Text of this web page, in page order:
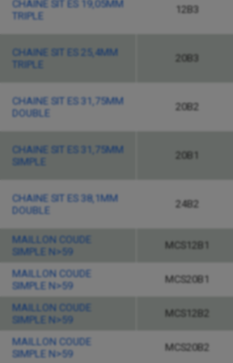
CHAINE SIT ES 19,05MM
TRIPLE
12B3
CHAINE SIT ES 25,4MM
TRIPLE
20B3
CHAINE SIT ES 31,75MM
DOUBLE
20B2
CHAINE SIT ES 31,75MM
SIMPLE
20B1
CHAINE SIT ES 38,1MM
DOUBLE
24B2
MAILLON COUDE
SIMPLE N>59
MCS12B1
MAILLON COUDE
SIMPLE N>59
MCS20B1
MAILLON COUDE
SIMPLE N>59
MCS12B2
MAILLON COUDE
SIMPLE N>59
MCS20B2